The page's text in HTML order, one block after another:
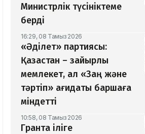
Министрлік түсініктеме
берді
16:29, 08 Тамыз 2026
«Әділет» партиясы:
Қазақстан – зайырлы
мемлекет, ал «Заң және
тәртіп» қағидаты баршаға
міндетті
10:58, 08 Тамыз 2026
Грантқа іліге